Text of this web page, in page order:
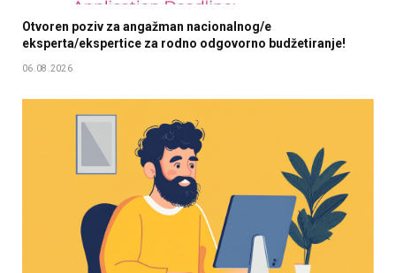
Otvoren poziv za angažman nacionalnog/e
eksperta/ekspertice za rodno odgovorno budžetiranje!
06.08.2026